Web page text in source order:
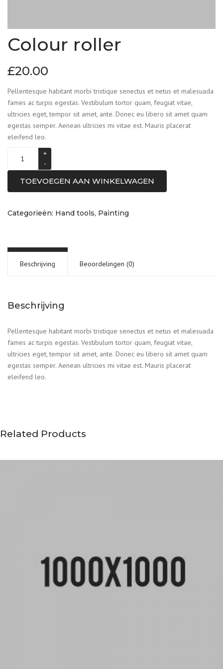
Colour roller
£20.00
Pellentesque habitant morbi tristique senectus et netus et malesuada
fames ac turpis egestas. Vestibulum tortor quam, feugiat vitae,
ultricies eget, tempor sit amet, ante. Donec eu libero sit amet quam
egestas semper. Aenean ultricies mi vitae est. Mauris placerat
eleifend leo.
TOEVOEGEN AAN WINKELWAGEN
Categorieën: Hand tools, Painting
Beschrijving Beoordelingen (0)
Beschrijving
Pellentesque habitant morbi tristique senectus et netus et malesuada
fames ac turpis egestas. Vestibulum tortor quam, feugiat vitae,
ultricies eget, tempor sit amet, ante. Donec eu libero sit amet quam
egestas semper. Aenean ultricies mi vitae est. Mauris placerat
eleifend leo.
Related Products